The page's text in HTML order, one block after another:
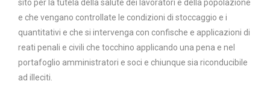
sito per la tutela della salute dei lavoratori e della popolazione
e che vengano controllate le condizioni di stoccaggio e i
quantitativi e che si intervenga con confische e applicazioni di
reati penali e civili che tocchino applicando una pena e nel
portafoglio amministratori e soci e chiunque sia riconducibile
ad illeciti.